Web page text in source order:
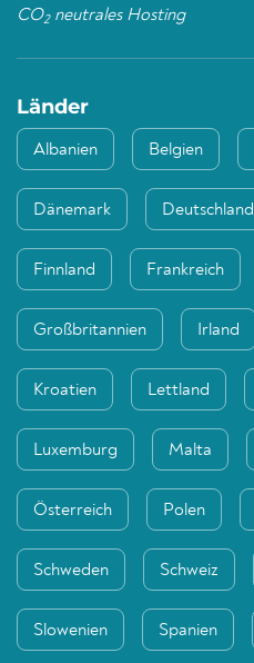
CO2neutrales Hosting
Länder
Albanien Belgien
Dänemark Deutschland
Finnland Frankreich
Großbritannien Irland
Kroatien Lettland
Luxemburg Malta
Österreich Polen
Schweden Schweiz
Slowenien Spanien